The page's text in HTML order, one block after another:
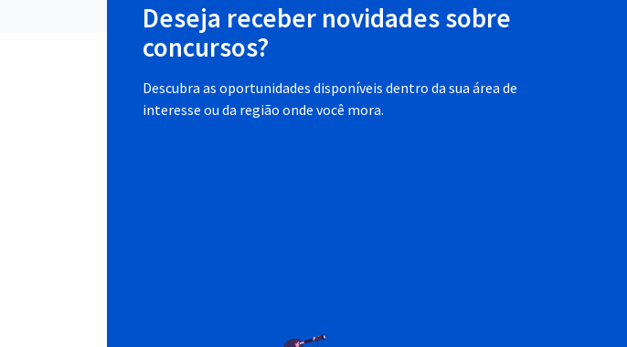
Deseja receber novidades sobre
concursos?
Descubra as oportunidades disponíveis dentro da sua área de
interesse ou da região onde você mora.